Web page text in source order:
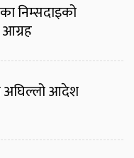
निम्सदाइको
आग्रह
अघिल्लो आदेश